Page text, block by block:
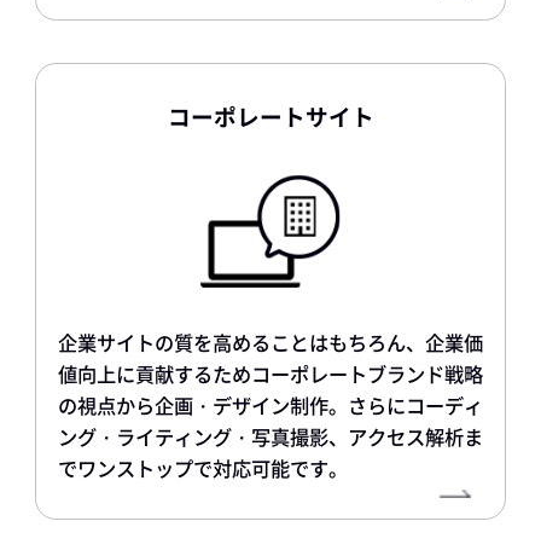
コーポレートサイト
企業サイトの質を高めることはもちろん、企業価
値向上に貢献するためコーポレートブランド戦略
の視点から企画・デザイン制作。さらにコーディ
ング・ライティング・写真撮影、アクセス解析ま
でワンストップで対応可能です。